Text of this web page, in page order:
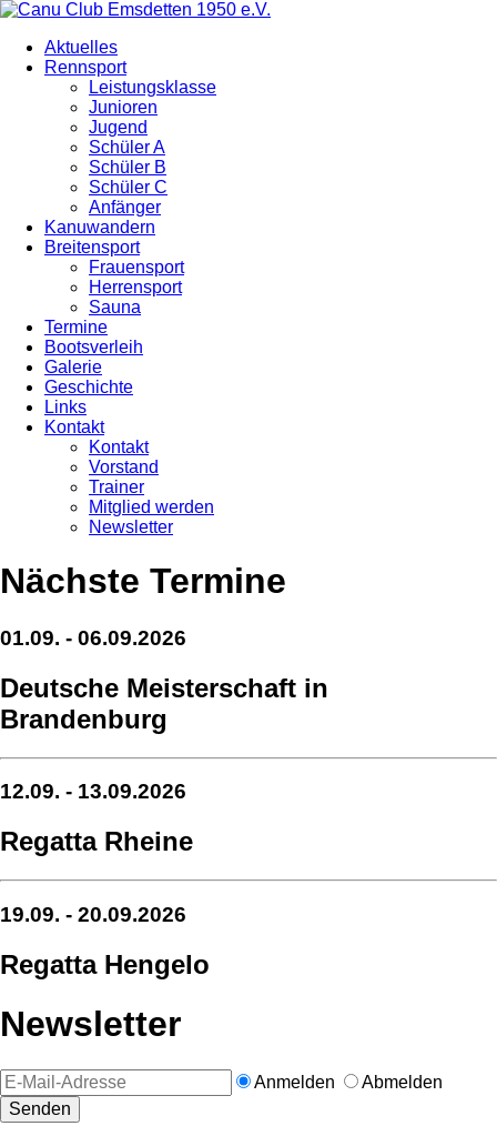
Aktuelles
Rennsport
Leistungsklasse
Junioren
Jugend
Schüler A
Schüler B
Schüler C
Anfänger
Kanuwandern
Breitensport
Frauensport
Herrensport
Sauna
Termine
Bootsverleih
Galerie
Geschichte
Links
Kontakt
Kontakt
Vorstand
Trainer
Mitglied werden
Newsletter
Nächste Termine
01.09. - 06.09.2026
Deutsche Meisterschaft in
Brandenburg
12.09. - 13.09.2026
Regatta Rheine
19.09. - 20.09.2026
Regatta Hengelo
Newsletter
Anmelden Abmelden